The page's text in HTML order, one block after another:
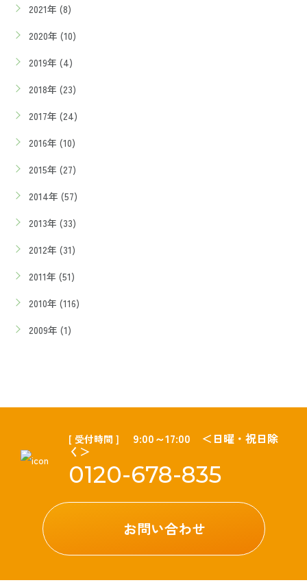
2021年 (8)
2020年 (10)
2019年 (4)
2018年 (23)
2017年 (24)
2016年 (10)
2015年 (27)
2014年 (57)
2013年 (33)
2012年 (31)
2011年 (51)
2010年 (116)
2009年 (1)
[ 受付時間 ] 9:00～17:00 ＜日曜・祝日除
く＞
0120-678-835
お問い合わせ